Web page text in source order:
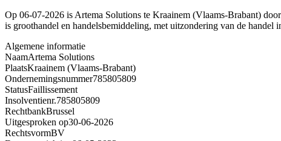
Op 06-07-2026 is Artema Solutions te Kraainem (Vlaams-Brabant)
is groothandel en handelsbemiddeling, met uitzondering van de
Algemene informatie
NaamArtema Solutions
PlaatsKraainem (Vlaams-Brabant)
Ondernemingsnummer785805809
StatusFaillissement
Insolventienr.785805809
RechtbankBrussel
Uitgesproken op30-06-2026
RechtsvormBV